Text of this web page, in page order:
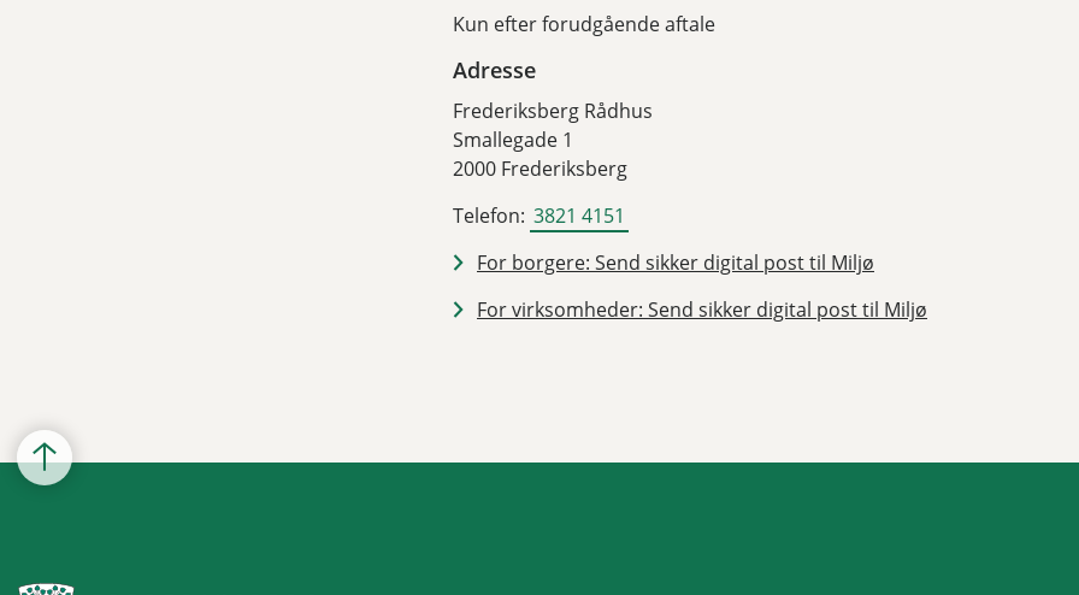
Kun efter forudgående aftale
Adresse
Frederiksberg Rådhus
Smallegade 1
2000 Frederiksberg
Telefon: 3821 4151
For borgere: Send sikker digital post til Miljø
For virksomheder: Send sikker digital post til Miljø